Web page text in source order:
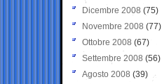
Dicembre 2008 (75)
Novembre 2008 (77)
Ottobre 2008 (67)
Settembre 2008 (56)
Agosto 2008 (39)